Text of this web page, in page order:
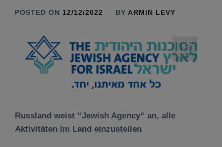
POSTED ON 12/12/2022 BY ARMIN LEVY
Russland weist “Jewish Agency“ an, alle
Aktivitäten im Land einzustellen